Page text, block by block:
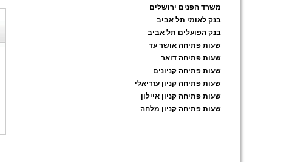
משרד הפנים ירושלים
בנק לאומי תל אביב
בנק הפועלים תל אביב
שעות פתיחה אושר עד
שעות פתיחה דואר
שעות פתיחה קניונים
שעות פתיחה קניון עזריאלי
שעות פתיחה קניון איילון
שעות פתיחה קניון מלחה